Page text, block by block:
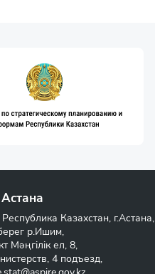
Казахстан, г.Астана,
р.Ишим,
Мәңгілік ел, 8,
4 подъезд,